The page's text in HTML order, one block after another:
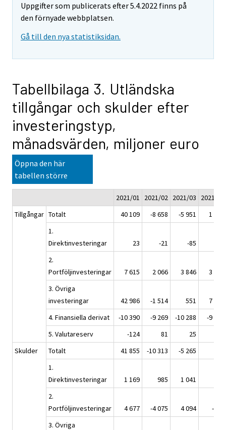
Uppgifter som publicerats efter 5.4.2022 finns på
den förnyade webbplatsen.
Gå till den nya statistiksidan.
Tabellbilaga 3. Utländska
tillgångar och skulder efter
investeringstyp,
månadsvärden, miljoner euro
Öppna den här
tabellen större
2021/01 2021/02 2021/03
2021/04
Tillgångar Totalt 40 109 -8 658 -5 951
1 770
1.
Direktinvesteringar
23 -21 -85
2.
Portföljinvesteringar
7 615 2 066 3 846
3 750
3. Övriga
investeringar
42 986 -1 514 551
7 477
4. Finansiella derivat
-10 390 -9 269 -10 288
-9 456
5. Valutareserv
-124 81 25
Skulder
Totalt 41 855 -10 313 -5 265
1.
Direktinvesteringar
1 169 985 1 041
2.
Portföljinvesteringar
4 677 -4 075 4 094
-334
3. Övriga